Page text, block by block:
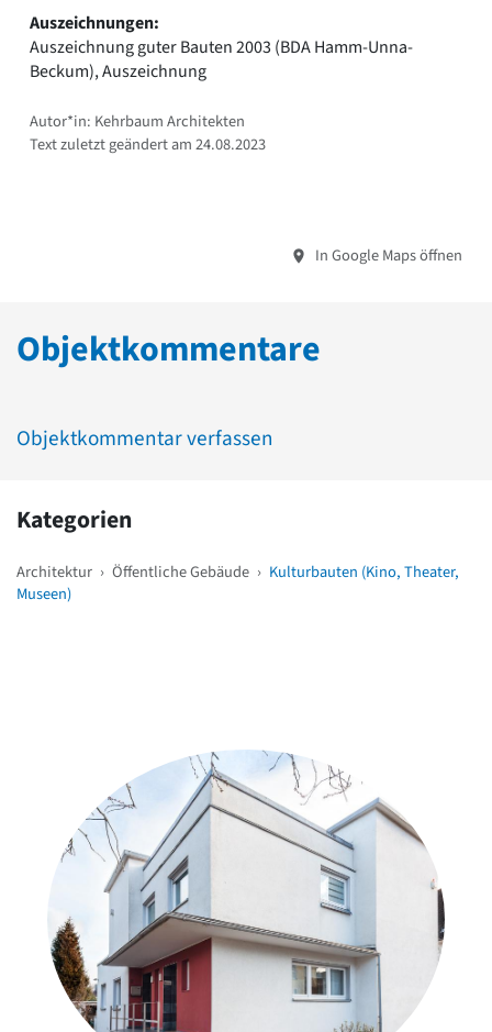
Auszeichnungen:
Auszeichnung guter Bauten 2003 (BDA Hamm-Unna-
Beckum), Auszeichnung
Autor*in: Kehrbaum Architekten
Text zuletzt geändert am 24.08.2023
In Google Maps öffnen
Objektkommentare
Objektkommentar verfassen
Kategorien
Architektur › Öffentliche Gebäude › Kulturbauten (Kino, Theater,
Museen)